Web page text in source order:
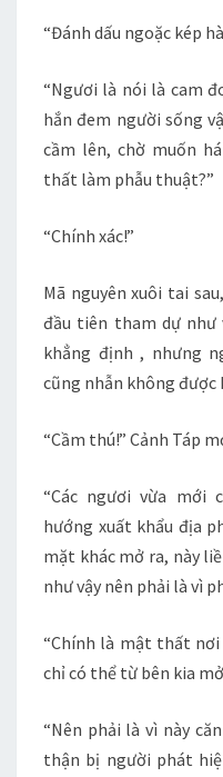
“Đánh dấu ngoặc kép
“Ngươi là nói là cam
hắn đem người sống
cầm lên, chờ muốn
thất làm phẫu thuật?”
“Chính xác!”
Mã nguyên xuôi tai
đầu tiên tham dự như
khẳng định , nhưng
cũng nhẫn không được
“Cầm thú!” Cảnh Táp
“Các ngươi vừa mới
hướng xuất khẩu địa
mặt khác mở ra, này
như vậy nên phải là vì
“Chính là mật thất nơi
chỉ có thể từ bên kia
“Nên phải là vì này
thận bị người phát